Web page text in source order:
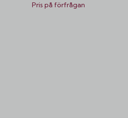
Pris på förfrågan